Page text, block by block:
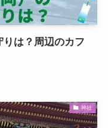
は？周辺のカフ
神社